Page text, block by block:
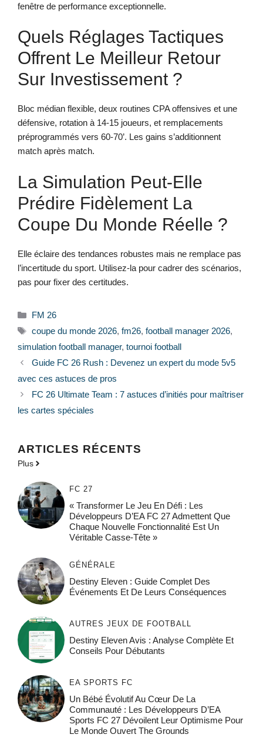
fenêtre de performance exceptionnelle.
Quels Réglages Tactiques
Offrent Le Meilleur Retour
Sur Investissement ?
Bloc médian flexible, deux routines CPA offensives et une
défensive, rotation à 14-15 joueurs, et remplacements
préprogrammés vers 60-70’. Les gains s’additionnent
match après match.
La Simulation Peut-Elle
Prédire Fidèlement La
Coupe Du Monde Réelle ?
Elle éclaire des tendances robustes mais ne remplace pas
l’incertitude du sport. Utilisez-la pour cadrer des scénarios,
pas pour fixer des certitudes.
Catégories
FM 26
Étiquettes
coupe du monde 2026, fm26, football manager 2026,
simulation football manager, tournoi football
Guide FC 26 Rush : Devenez un expert du mode 5v5
avec ces astuces de pros
FC 26 Ultimate Team : 7 astuces d’initiés pour maîtriser
les cartes spéciales
ARTICLES RÉCENTS
Plus
FC 27
« Transformer Le Jeu En Défi : Les
Développeurs D’EA FC 27 Admettent Que
Chaque Nouvelle Fonctionnalité Est Un
Véritable Casse-Tête »
GÉNÉRALE
Destiny Eleven : Guide Complet Des
Événements Et De Leurs Conséquences
AUTRES JEUX DE FOOTBALL
Destiny Eleven Avis : Analyse Complète Et
Conseils Pour Débutants
EA SPORTS FC
Un Bébé Évolutif Au Cœur De La
Communauté : Les Développeurs D’EA
Sports FC 27 Dévoilent Leur Optimisme Pour
Le Monde Ouvert The Grounds